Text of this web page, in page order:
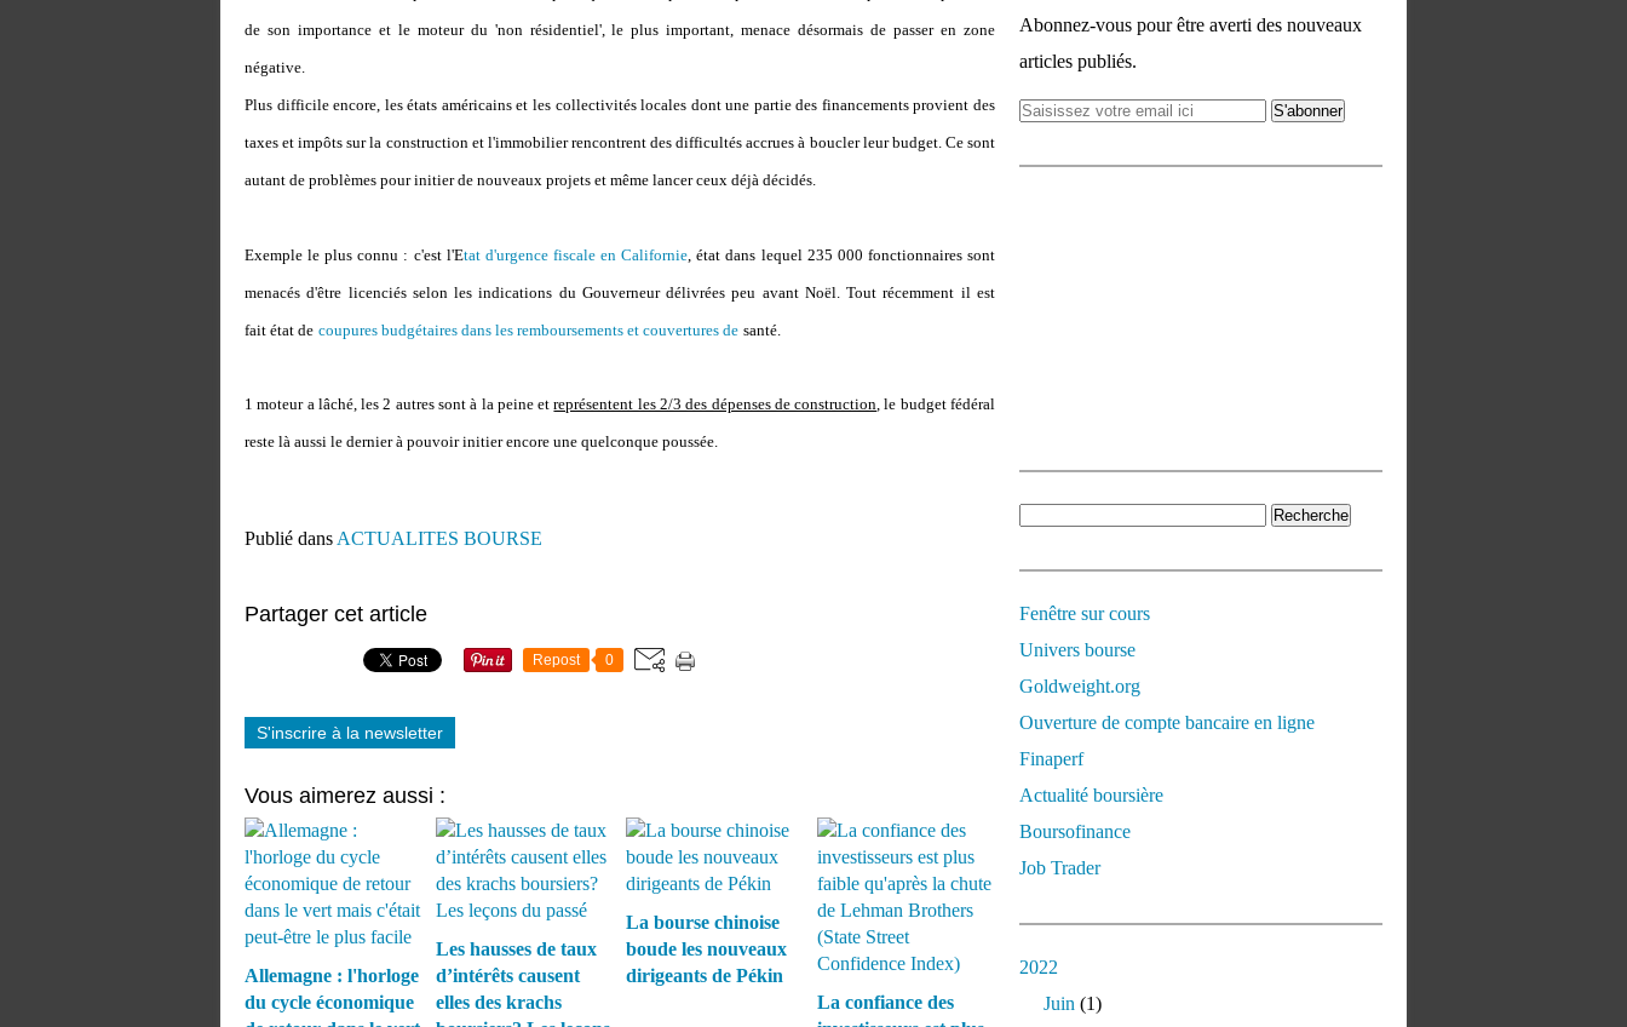
de son importance et le moteur du 'non résidentiel', le plus important, menace désormais de passer en zone
négative.
Plus difficile encore, les états américains et les collectivités locales dont une partie des financements provient des
taxes et impôts sur la construction et l'immobilier rencontrent des difficultés accrues à boucler leur budget. Ce sont
autant de problèmes pour initier de nouveaux projets et même lancer ceux déjà décidés.
Exemple le plus connu : c'est l'Etat d'urgence fiscale en Californie, état dans lequel 235 000 fonctionnaires sont
menacés d'être licenciés selon les indications du Gouverneur délivrées peu avant Noël. Tout récemment il est
fait état de coupures budgétaires dans les remboursements et couvertures de santé.
1 moteur a lâché, les 2 autres sont à la peine etreprésentent les 2/3 des dépenses de construction, le budget fédéral
reste là aussi le dernier à pouvoir initier encore une quelconque poussée.
Publié dans ACTUALITES BOURSE
Partager cet article
Repost 0
S'inscrire à la newsletter
Vous aimerez aussi :
Allemagne : l'horloge
du cycle économique
Les hausses de taux
d’intérêts causent
elles des krachs
La bourse chinoise
boude les nouveaux
dirigeants de Pékin
La confiance des
Abonnez-vous pour être averti des nouveaux
articles publiés.
Fenêtre sur cours
Univers bourse
Goldweight.org
Ouverture de compte bancaire en ligne
Finaperf
Actualité boursière
Boursofinance
Job Trader
2022
Juin (1)